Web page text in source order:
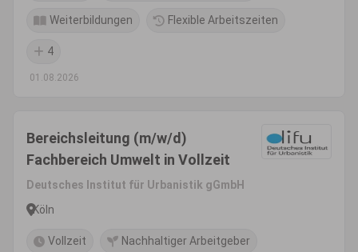
Weiterbildungen Flexible Arbeitszeiten
4
01.08.2026
Bereichsleitung (m/w/d)
Fachbereich Umwelt in Vollzeit
Deutsches Institut für Urbanistik gGmbH
Köln
Vollzeit Nachhaltiger Arbeitgeber